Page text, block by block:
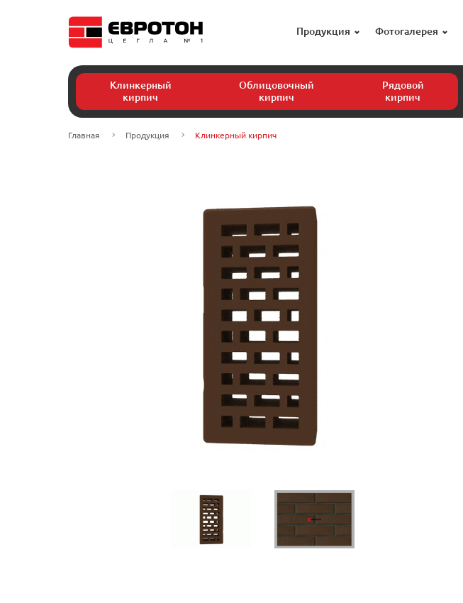
Продукция Фотогалерея
Клинкерный
кирпич
Облицовочный
кирпич
Рядовой
кирпич
Главная Продукция Клинкерный кирпич